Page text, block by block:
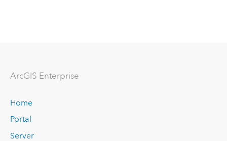
ArcGIS Enterprise
Home
Portal
Server